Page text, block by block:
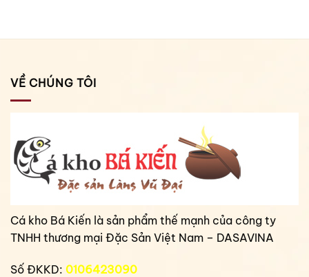
VỀ CHÚNG TÔI
Cá kho Bá Kiến là sản phẩm thế mạnh của công ty
TNHH thương mại Đặc Sản Việt Nam – DASAVINA
Số ĐKKD: 0106423090